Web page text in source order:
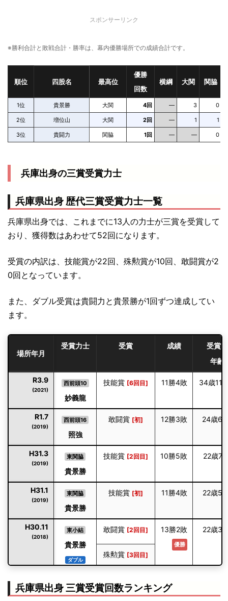
スポンサーリンク
※勝利合計と敗戦合計・勝率は、幕内優勝場所での成績合計です。
順位 四股名 最高位
優勝
回数
横綱 大関 関脇
1位 貴景勝 大関 4回 — 3 0
2位 増位山 大関 2回 — 1 1
3位 貴闘力 関脇 1回 — — 0
兵庫出身の三賞受賞力士
兵庫県出身 歴代三賞受賞力士一覧
兵庫県出身では、これまでに13人の力士が三賞を受賞して
おり、獲得数はあわせて52回になります。
受賞の内訳は、技能賞が22回、殊勲賞が10回、敢闘賞が2
0回となっています。
また、ダブル受賞は貴闘力と貴景勝が1回ずつ達成してい
ます。
場所年月
受賞力士 受賞 成績
受賞時
年齢
R3.9
(2021)
西前頭10
妙義龍
技能賞 [6回目] 11勝4敗 34歳11
R1.7
(2019)
西前頭16
照強
敢闘賞 [初] 12勝3敗 24歳6
H31.3
(2019)
東関脇
貴景勝
技能賞 [2回目] 10勝5敗 22歳7
H31.1
(2019)
東関脇
貴景勝
技能賞 [初] 11勝4敗 22歳5
H30.11
(2018)
東小結
貴景勝
ダブル
敢闘賞 [2回目] 13勝2敗
優勝
22歳3
殊勲賞 [3回目]
(2017)
西前頭筆頭
貴景勝
兵庫県出身 三賞受賞回数ランキング